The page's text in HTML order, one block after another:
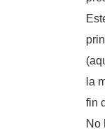
la
fin
No